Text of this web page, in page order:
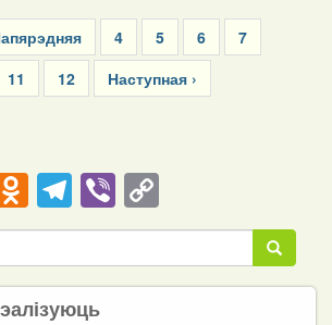
Page
4 Page
5 Page
6 Page
7
Page
11 Page
12
Next
page
Наступная ›
Odnoklassniki
Telegram
ViberCopy
Link Пошук
Пошук